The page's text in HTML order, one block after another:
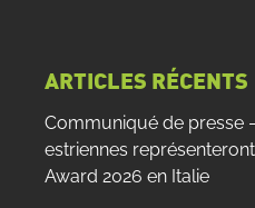
ARTICLES RÉCENTS
Communiqué de presse
estriennes
Award 2026 en Italie